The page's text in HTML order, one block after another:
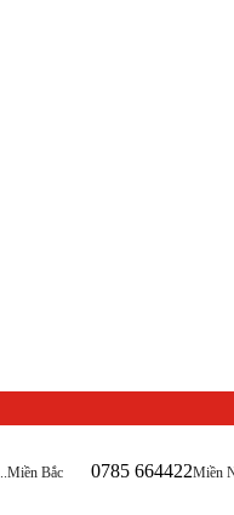
Miền Bắc 0785 664422Miền